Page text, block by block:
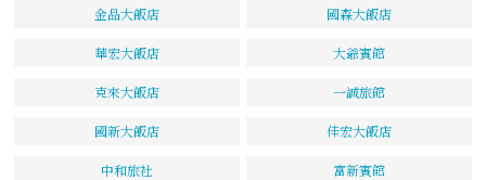
金品大飯店 國森大飯店
華宏大飯店 大爺賓館
克來大飯店 一誠旅館
國新大飯店 佳宏大飯店
中和旅社 富新賓館